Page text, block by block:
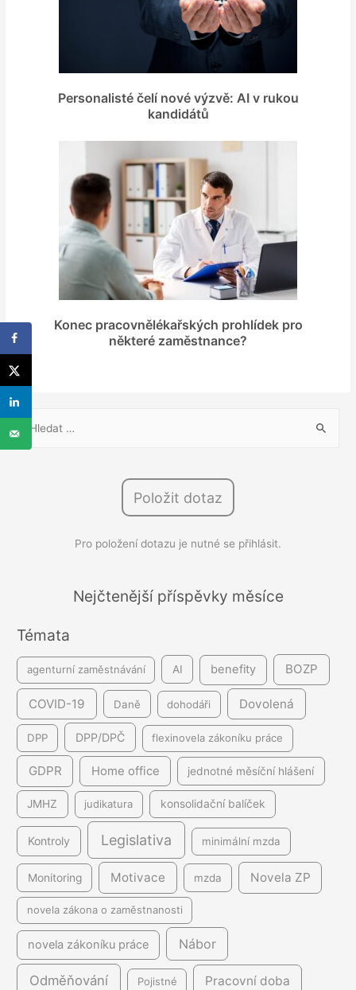
Personalisté čelí nové výzvě: AI v rukou
kandidátů
Konec pracovnělékařských prohlídek pro
některé zaměstnance?
V
y
í
Položit dotaz
Pro položení dotazu je nutné se přihlásit.
Nejčtenější příspěvky měsíce
Témata
agenturní zaměstnávání AI benefity BOZP
COVID-19 Daně dohodáři Dovolená
DPP DPP/DPČ flexinovela zákoníku práce
GDPR Home office jednotné měsíční hlášení
JMHZ judikatura konsolidační balíček
Kontroly Legislativa minimální mzda
Monitoring Motivace mzda Novela ZP
novela zákona o zaměstnanosti
novela zákoníku práce Nábor
Odměňování Pojistné Pracovní doba